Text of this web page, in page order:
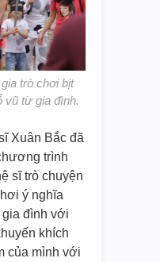
trò chơi bịt
vũ từ gia đình.
Xuân Bắc đã
trình
sĩ trò chuyện
ý nghĩa
gia đình với
khích
của mình với